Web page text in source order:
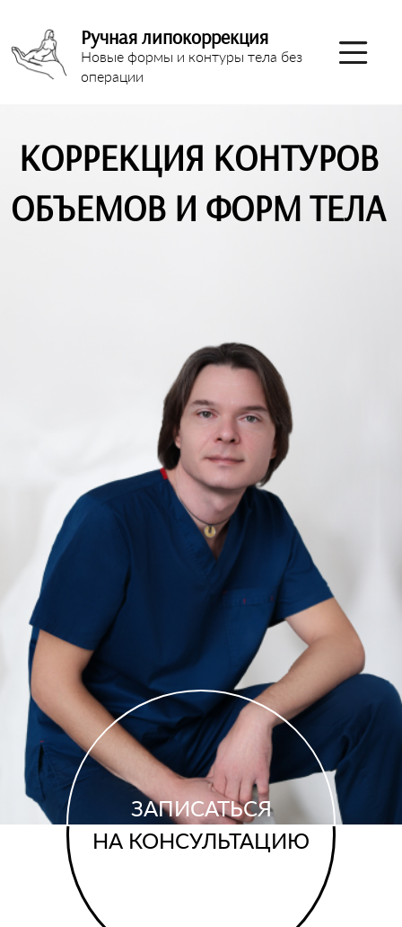
Ручная липокоррекция
Новые формы и контуры тела без
операции
КОРРЕКЦИЯ КОНТУРОВ
ОБЪЕМОВ И ФОРМ ТЕЛА
ЗАПИСАТЬСЯ
НА КОНСУЛЬТАЦИЮ